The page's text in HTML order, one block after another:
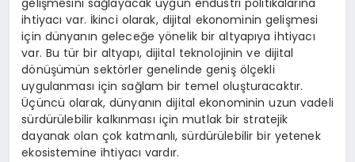
gelişmesini sağlayacak uygun endüstri politikalarına
ihtiyacı var. İkinci olarak, dijital ekonominin gelişmesi
için dünyanın geleceğe yönelik bir altyapıya ihtiyacı
var. Bu tür bir altyapı, dijital teknolojinin ve dijital
dönüşümün sektörler genelinde geniş ölçekli
uygulanması için sağlam bir temel oluşturacaktır.
Üçüncü olarak, dünyanın dijital ekonominin uzun vadeli
sürdürülebilir kalkınması için mutlak bir stratejik
dayanak olan çok katmanlı, sürdürülebilir bir yetenek
ekosistemine ihtiyacı vardır.